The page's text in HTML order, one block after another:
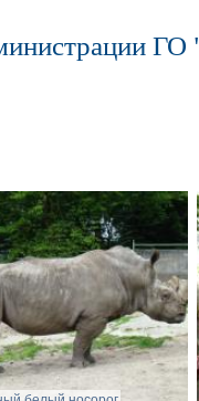
ГО